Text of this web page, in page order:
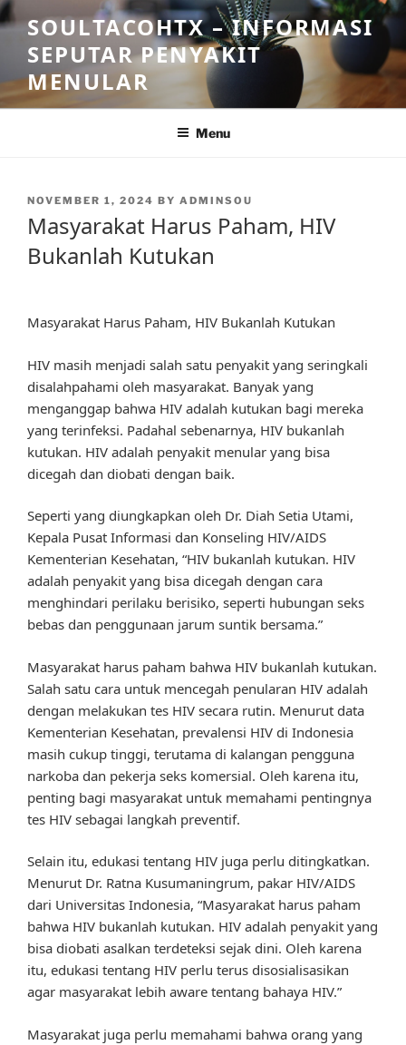
Skip
to
content
SOULTACOHTX – INFORMASI
SEPUTAR PENYAKIT
MENULAR
Menu
POSTED
NOVEMBER 1, 2024 BY ADMINSOU
Masyarakat Harus Paham, HIV
Bukanlah Kutukan
Masyarakat Harus Paham, HIV Bukanlah Kutukan
HIV masih menjadi salah satu penyakit yang seringkali
disalahpahami oleh masyarakat. Banyak yang
menganggap bahwa HIV adalah kutukan bagi mereka
yang terinfeksi. Padahal sebenarnya, HIV bukanlah
kutukan. HIV adalah penyakit menular yang bisa
dicegah dan diobati dengan baik.
Seperti yang diungkapkan oleh Dr. Diah Setia Utami,
Kepala Pusat Informasi dan Konseling HIV/AIDS
Kementerian Kesehatan, “HIV bukanlah kutukan. HIV
adalah penyakit yang bisa dicegah dengan cara
menghindari perilaku berisiko, seperti hubungan seks
bebas dan penggunaan jarum suntik bersama.”
Masyarakat harus paham bahwa HIV bukanlah kutukan.
Salah satu cara untuk mencegah penularan HIV adalah
dengan melakukan tes HIV secara rutin. Menurut data
Kementerian Kesehatan, prevalensi HIV di Indonesia
masih cukup tinggi, terutama di kalangan pengguna
narkoba dan pekerja seks komersial. Oleh karena itu,
penting bagi masyarakat untuk memahami pentingnya
tes HIV sebagai langkah preventif.
Selain itu, edukasi tentang HIV juga perlu ditingkatkan.
Menurut Dr. Ratna Kusumaningrum, pakar HIV/AIDS
dari Universitas Indonesia, “Masyarakat harus paham
bahwa HIV bukanlah kutukan. HIV adalah penyakit yang
bisa diobati asalkan terdeteksi sejak dini. Oleh karena
itu, edukasi tentang HIV perlu terus disosialisasikan
agar masyarakat lebih aware tentang bahaya HIV.”
Masyarakat juga perlu memahami bahwa orang yang